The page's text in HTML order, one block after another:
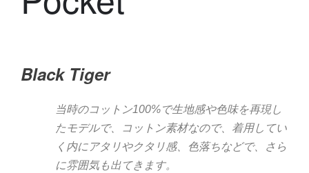
Black Tiger
当時のコットン100%で生地感や色味を再現し
たモデルで、コットン素材なので、着用してい
く内にアタリやクタリ感、色落ちなどで、さら
に雰囲気も出てきます。